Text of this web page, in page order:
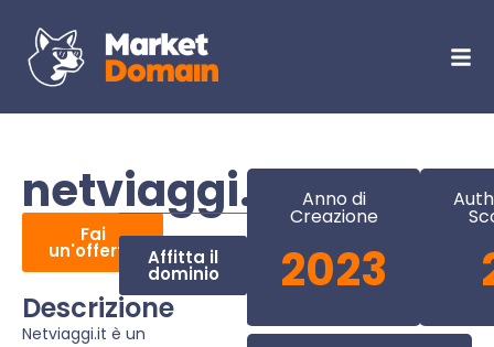
netviaggi.it
Fai
un'offerta Affitta il
dominio
Descrizione
Netviaggi.it è un
Anno di
Creazione
2023